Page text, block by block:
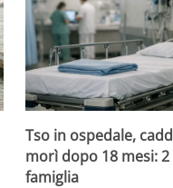
Tso in ospedale,
morì dopo 18 mesi:
famiglia